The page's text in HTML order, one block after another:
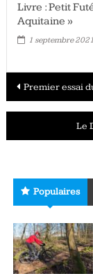
Livre : Petit
Aquitaine »
1 septembre 2021
des
articles
Premier essai
Le
Populaires